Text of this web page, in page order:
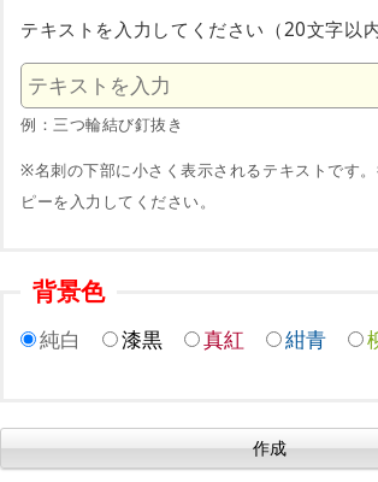
テキストを入力してください（20文字以内
例：三つ輪結び釘抜き
※名刺の下部に小さく表示されるテキストです
ピーを入力してください。
背景色
純白 漆黒 真紅 紺青